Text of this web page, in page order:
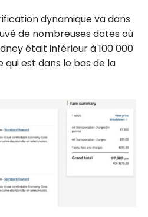
dynamique va dans
de nombreuses dates où
était inférieur à 100 000
est dans le bas de la